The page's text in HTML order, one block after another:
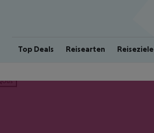
Top Deals Reisearten Reiseziele